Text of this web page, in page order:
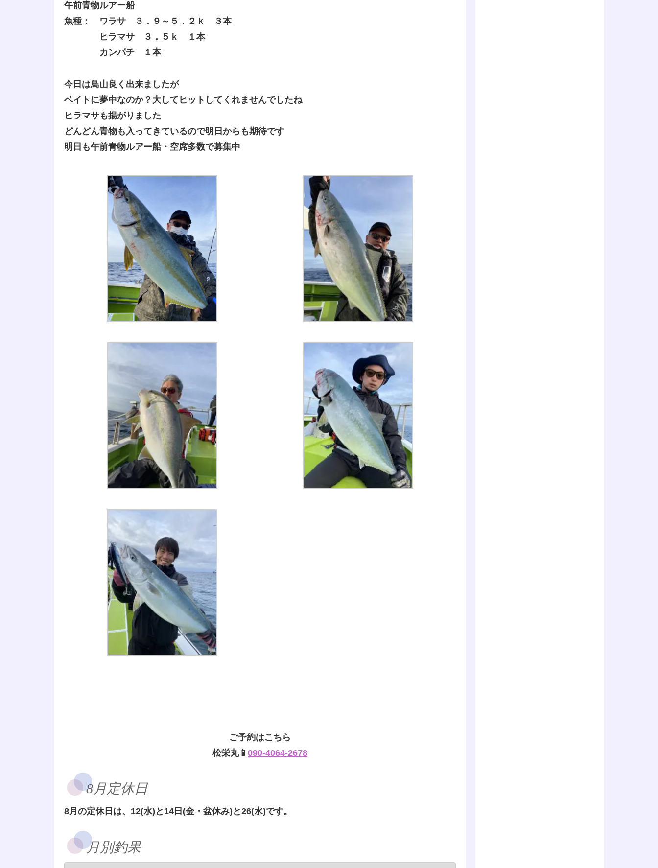
午前青物ルアー船
魚種： ワラサ ３．９～５．２ｋ ３本
ヒラマサ ３．５ｋ １本
カンパチ １本
今日は鳥山良く出来ましたが
ベイトに夢中なのか？大してヒットしてくれませんでしたね
ヒラマサも揚がりました
どんどん青物も入ってきているので明日からも期待です
明日も午前青物ルアー船・空席多数で募集中
ご予約はこちら
松栄丸📱 090-4064-2678
8月定休日
8月の定休日は、12(水)と14日(金・盆休み)と26(水)です。
月別釣果